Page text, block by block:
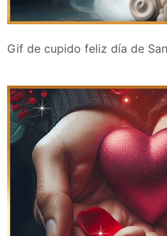
Gif de cupido feliz día de